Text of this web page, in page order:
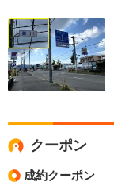
クーポン
成約クーポン